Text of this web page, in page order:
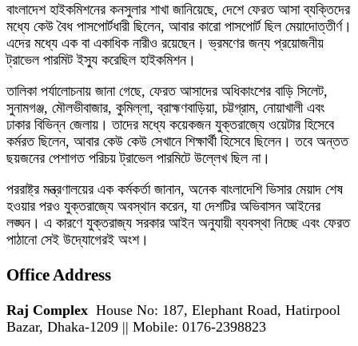
বাংলাদেশ হাইকমিশনের কনসুলার শাখা জানিয়েছে, দেশে ফেরত আসা ব্যক্তিদের
মধ্যে কেউ বৈধ পাসপোর্টধারী ছিলেন, আবার কারো পাসপোর্ট ছিল মেয়াদোত্তীর্ণ।
এদের মধ্যে এক বা একাধিক নারীও রয়েছেন। ভ্রমণের জন্য প্রয়োজনীয়
ট্রাভেল পারমিট ইস্যু করেছিল হাইকমিশন।
তালিকা পর্যালোচনায় জানা গেছে, ফেরত আসাদের অধিকাংশের বাড়ি সিলেট,
সুনামগঞ্জ, মৌলভীবাজার, কুমিল্লা, ব্রাহ্মণবাড়িয়া, চট্টগ্রাম, নোয়াখালী এবং
ঢাকার বিভিন্ন জেলায়। তাদের মধ্যে কয়েকজন যুক্তরাজ্যে ওয়েটার হিসেবে
কর্মরত ছিলেন, আবার কেউ কেউ সেখানে শিক্ষার্থী হিসেবে ছিলেন। তবে অন্তত
ছয়জনের পেশাগত পরিচয় ট্রাভেল পারমিটে উল্লেখ ছিল না।
পররাষ্ট্র মন্ত্রণালয়ের এক কর্মকর্তা জানান, অনেক বাংলাদেশি ভিসার মেয়াদ শেষ
হওয়ার পরও যুক্তরাজ্যে অবস্থান করেন, যা দেশটির অভিবাসন আইনের
লঙ্ঘন। এ কারণে যুক্তরাজ্য সরকার আইন অনুযায়ী ব্যবস্থা নিচ্ছে এবং ফেরত
পাঠানো সেই উদ্যোগেরই অংশ।
Office Address
Raj Complex House No: 187, Elephant Road, Hatirpool
Bazar, Dhaka-1209 || Mobile: 0176-2398823